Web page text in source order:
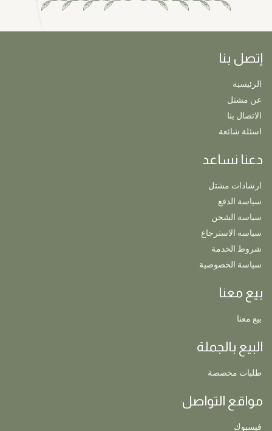
إتصل بنا
الرئيسية
عن مشتل
الاتصال بنا
اسئلة شائعة
دعنا نساعد
ارشادات مشتل
سياسة الدفع
سياسة الشحن
سياسه الاسترجاع
شروط الخدمة
سياسة الخصوصية
بيع معنا
بيع معنا
البيع بالجملة
طلبات مخصصة
مواقع التواصل
فيسبوك